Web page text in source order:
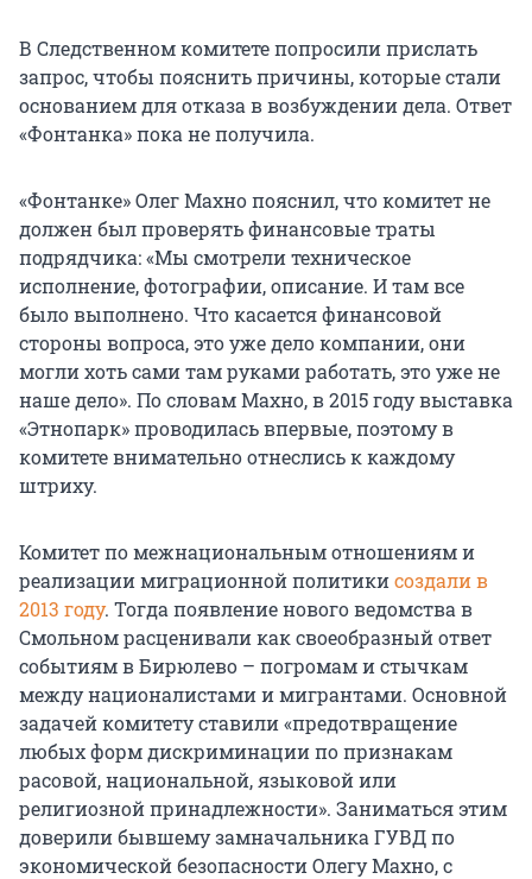
В Следственном комитете попросили прислать
запрос, чтобы пояснить причины, которые стали
основанием для отказа в возбуждении дела. Ответ
«Фонтанка» пока не получила.
«Фонтанке» Олег Махно пояснил, что комитет не
должен был проверять финансовые траты
подрядчика: «Мы смотрели техническое
исполнение, фотографии, описание. И там все
было выполнено. Что касается финансовой
стороны вопроса, это уже дело компании, они
могли хоть сами там руками работать, это уже не
наше дело». По словам Махно, в 2015 году выставка
«Этнопарк» проводилась впервые, поэтому в
комитете внимательно отнеслись к каждому
штриху.
Комитет по межнациональным отношениям и
реализации миграционной политикисоздали в
2013 году. Тогда появление нового ведомства в
Смольном расценивали как своеобразный ответ
событиям в Бирюлево – погромам и стычкам
между националистами и мигрантами. Основной
задачей комитету ставили «предотвращение
любых форм дискриминации по признакам
расовой, национальной, языковой или
религиозной принадлежности». Заниматься этим
доверили бывшему замначальника ГУВД по
экономической безопасности Олегу Махно, с